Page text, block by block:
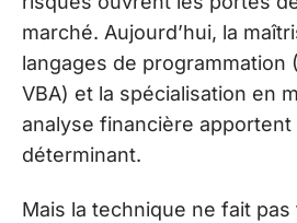
marché. Aujourd’hui, la
langages de programmation
VBA) et la spécialisation en
analyse financière apportent
déterminant.
Mais la technique ne fait pas